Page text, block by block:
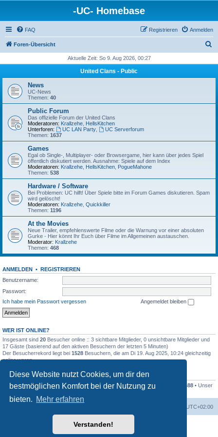
Diese Website nutzt Cookies, um dir den
bestmöglichen Komfort bei der Nutzung zu
bieten. Mehr erfahren
Verstanden!
-UC- Homebase
FAQ Anmelden
Registrieren
Foren-Übersicht
h
Aktuelle Zeit: So 9. Aug 2026, 00:27
United Clans - Public
News
UC-News
Themen: 40
Public Forum
Das offizielle Forum der United Clans
Moderatoren: Krallzehe HellsKitchen
Unterforen:
UC LAN Party,
UC Serverforum
Themen: 1637
Games
Egal ob Single-, Multiplayer- oder Browsergame, hier kann über jedes Spiel
öffentlich diskutiert werden. Ausnahme: Spiele auf dem Index
Moderatoren: Krallzehe HellsKitchen PogueMahone
Themen: 538
Hardware / Software
Bei Problemen: UC hilft! Über Spiele bitte im Forum Games diskutieren. Spam
wird gelöscht!
Moderatoren: Krallzehe Quickkiller
Themen: 1196
At the Movies
Neue Trailer, empfehlenswerte Filme oder die Warnung vor einer absoluten
Gurke - Hier könnt Ihr Euch über Filme im Allgemeinen austauschen.
Moderator: Krallzehe
Themen: 468
ANMELDEN • REGISTRIEREN
Benutzername:
Passwort:
Ich habe mein Passwort vergessen
Angemeldet bleiben
WER IST ONLINE?
Insgesamt sind 20 Besucher online :: 3 sichtbare Mitglieder, 0 unsichtbare Mitglieder und
17 Gäste (basierend auf den aktiven Besuchern der letzten 5 Minuten)
Der Besucherrekord liegt bei 1528 Besuchern, die am Di 19. Aug 2025, 10:24 gleichzeitig
online waren.
STATISTIK
Beiträge insgesamt215713• Themen insgesamt6421• Mitglieder insgesamt 488 • Unser
neuestes Mitglied:
UTC+02:00
Powered byphpBB® Forum Software © phpBB Limited
phpBB.de